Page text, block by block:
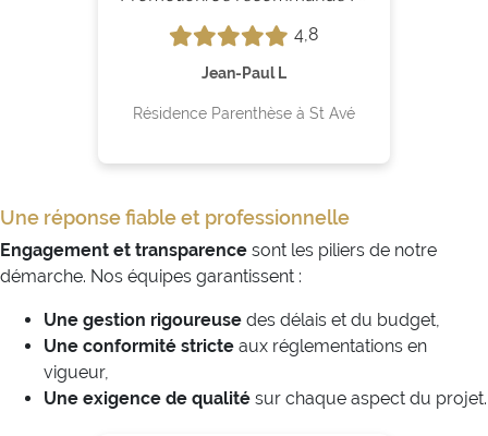
4,8
Jean-Paul L
Résidence Parenthèse à St Avé
Une réponse fiable et professionnelle
Engagement et transparence sont les piliers de notre
démarche. Nos équipes garantissent :
Une gestion rigoureuse des délais et du budget,
Une conformité stricte aux réglementations en
vigueur,
Une exigence de qualité sur chaque aspect du projet.